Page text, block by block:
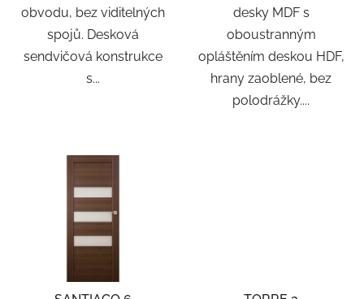
obvodu, bez viditelných
spojů. Desková
sendvičová konstrukce
s...
desky MDF s
oboustranným
opláštěním deskou HDF,
hrany zaoblené, bez
polodrážky....